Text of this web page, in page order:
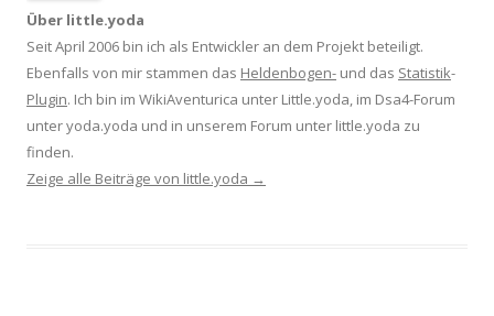
Über little.yoda
Seit April 2006 bin ich als Entwickler an dem Projekt beteiligt.
Ebenfalls von mir stammen das Heldenbogen- und das Statistik-
Plugin. Ich bin im WikiAventurica unter Little.yoda, im Dsa4-Forum
unter yoda.yoda und in unserem Forum unter little.yoda zu
finden.
Zeige alle Beiträge von little.yoda →